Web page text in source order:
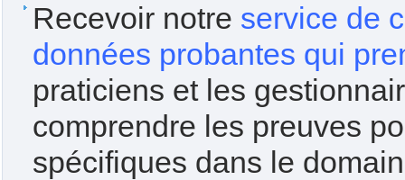
Recevoir notre service de
données probantes qui
praticiens et les
comprendre les preuves
spécifiques dans le